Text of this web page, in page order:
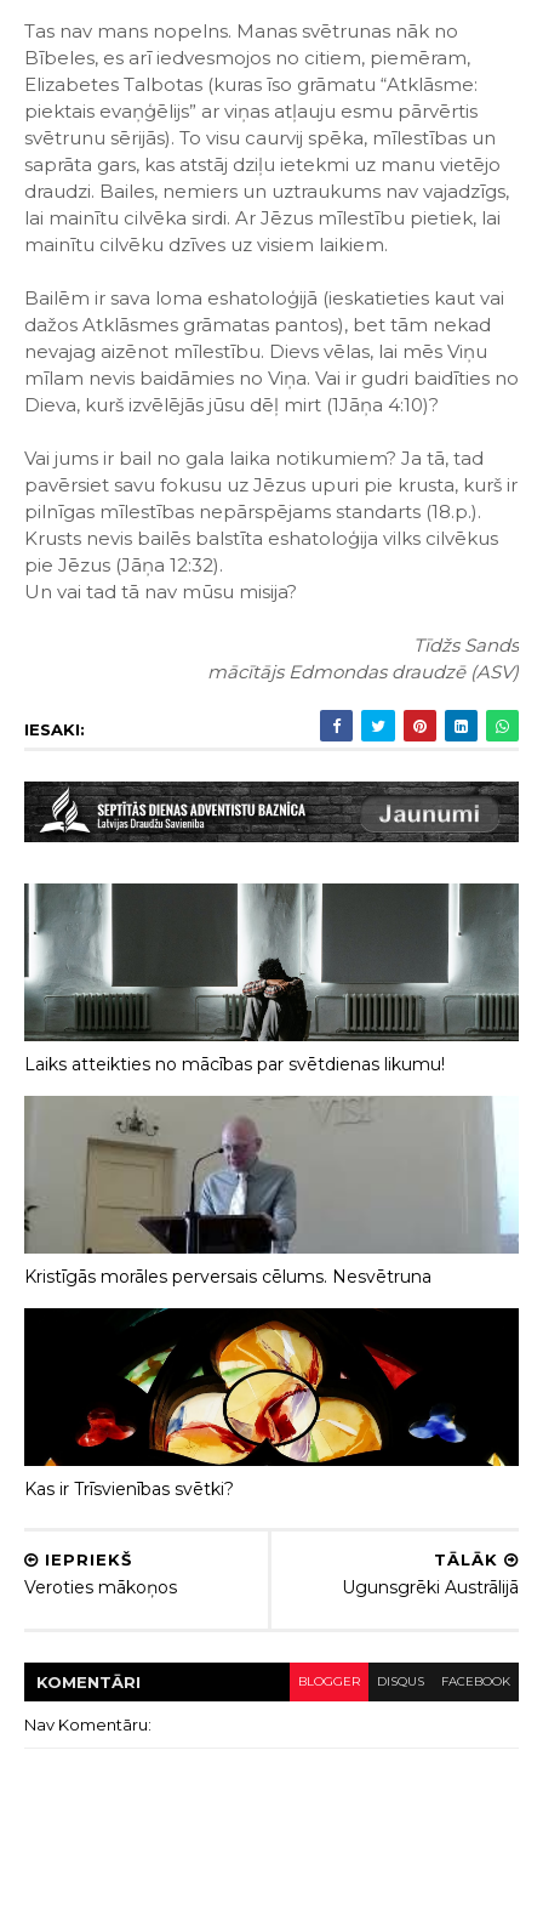
Tas nav mans nopelns. Manas svētrunas nāk no
Bībeles, es arī iedvesmojos no citiem, piemēram,
Elizabetes Talbotas (kuras īso grāmatu “Atklāsme:
piektais evaņģēlijs” ar viņas atļauju esmu pārvērtis
svētrunu sērijās). To visu caurvij spēka, mīlestības un
saprāta gars, kas atstāj dziļu ietekmi uz manu vietējo
draudzi. Bailes, nemiers un uztraukums nav vajadzīgs,
lai mainītu cilvēka sirdi. Ar Jēzus mīlestību pietiek, lai
mainītu cilvēku dzīves uz visiem laikiem.
Bailēm ir sava loma eshatoloģijā (ieskatieties kaut vai
dažos Atklāsmes grāmatas pantos), bet tām nekad
nevajag aizēnot mīlestību. Dievs vēlas, lai mēs Viņu
mīlam nevis baidāmies no Viņa. Vai ir gudri baidīties no
Dieva, kurš izvēlējās jūsu dēļ mirt (1Jāņa 4:10)?
Vai jums ir bail no gala laika notikumiem? Ja tā, tad
pavērsiet savu fokusu uz Jēzus upuri pie krusta, kurš ir
pilnīgas mīlestības nepārspējams standarts (18.p.).
Krusts nevis bailēs balstīta eshatoloģija vilks cilvēkus
pie Jēzus (Jāņa 12:32).
Un vai tad tā nav mūsu misija?
Tīdžs Sands
mācītājs Edmondas draudzē (ASV)
IESAKI:
Laiks atteikties no mācības par svētdienas likumu!
Kristīgās morāles perversais cēlums. Nesvētruna
Kas ir Trīsvienības svētki?
TĀLĀK
Ugunsgrēki Austrālijā
IEPRIEKŠ
Veroties mākoņos
KOMENTĀRI BLOGGER DISQUS FACEBOOK
Nav Komentāru: